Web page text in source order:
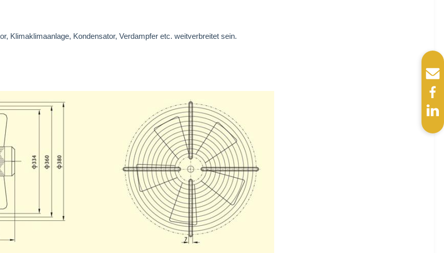
Klimaklimaanlage, Kondensator, Verdampfer etc. weitverbreitet sein.